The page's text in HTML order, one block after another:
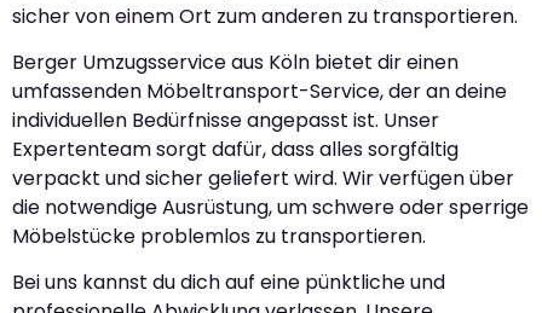
sicher von einem Ort zum anderen zu transportieren.
Berger Umzugsservice aus Köln bietet dir einen
umfassenden Möbeltransport-Service, der an deine
individuellen Bedürfnisse angepasst ist. Unser
Expertenteam sorgt dafür, dass alles sorgfältig
verpackt und sicher geliefert wird. Wir verfügen über
die notwendige Ausrüstung, um schwere oder sperrige
Möbelstücke problemlos zu transportieren.
Bei uns kannst du dich auf eine pünktliche und